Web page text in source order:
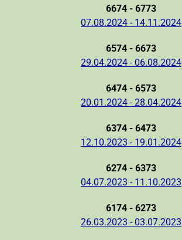
6674 - 6773
07.08.2024 - 14.11.2024
6574 - 6673
29.04.2024 - 06.08.2024
6474 - 6573
20.01.2024 - 28.04.2024
6374 - 6473
12.10.2023 - 19.01.2024
6274 - 6373
04.07.2023 - 11.10.2023
6174 - 6273
26.03.2023 - 03.07.2023